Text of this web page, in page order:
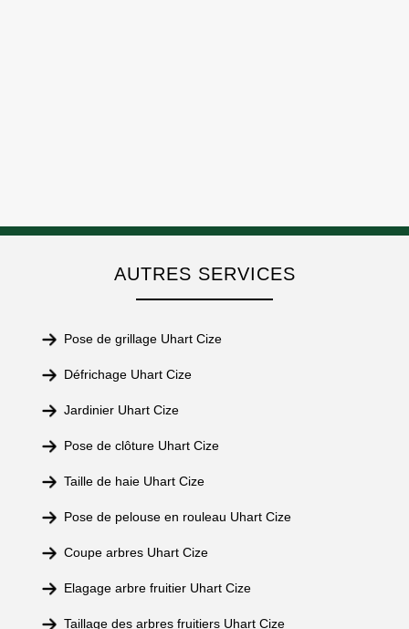
AUTRES SERVICES
Pose de grillage Uhart Cize
Défrichage Uhart Cize
Jardinier Uhart Cize
Pose de clôture Uhart Cize
Taille de haie Uhart Cize
Pose de pelouse en rouleau Uhart Cize
Coupe arbres Uhart Cize
Elagage arbre fruitier Uhart Cize
Taillage des arbres fruitiers Uhart Cize